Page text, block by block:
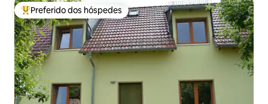
Entre os melhores preferidos dos hóspedes
Preferido dos hóspedes